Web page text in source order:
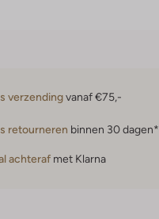
verzendingvanaf €75,-
retourneren binnen 30 dagen*
achteraf met Klarna